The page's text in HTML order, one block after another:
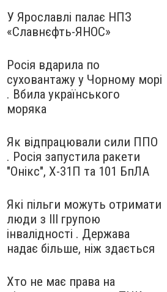
У Ярославлі палає НПЗ
«Славнєфть-ЯНОС»
Росія вдарила по
суховантажу у Чорному морі
. Вбила українського
моряка
Як відпрацювали сили ППО
. Росія запустила ракети
"Онікс", Х-31П та 101 БпЛА
Які пільги можуть отримати
люди з III групою
інвалідності . Держава
надає більше, ніж здається
Хто не має права на